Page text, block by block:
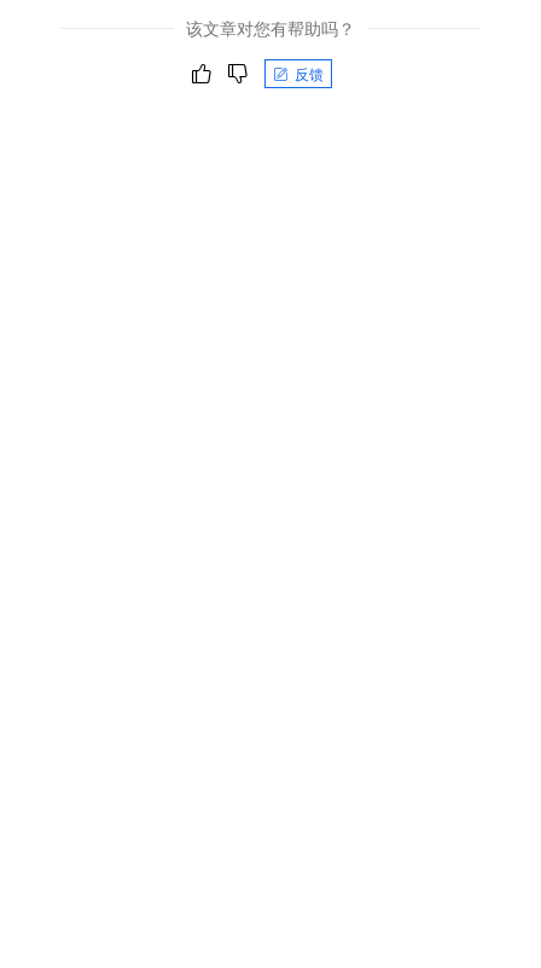
该文章对您有帮助吗？
反馈